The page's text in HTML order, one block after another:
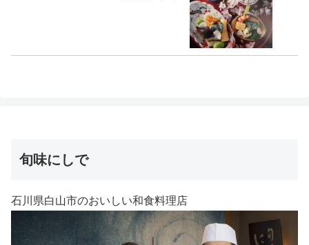
旬味にしで
石川県白山市のおいしい和食料理店